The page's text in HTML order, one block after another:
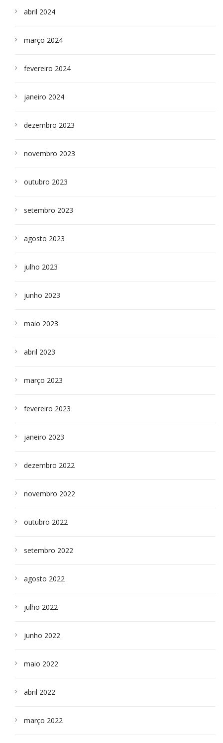
abril 2024
março 2024
fevereiro 2024
janeiro 2024
dezembro 2023
novembro 2023
outubro 2023
setembro 2023
agosto 2023
julho 2023
junho 2023
maio 2023
abril 2023
março 2023
fevereiro 2023
janeiro 2023
dezembro 2022
novembro 2022
outubro 2022
setembro 2022
agosto 2022
julho 2022
junho 2022
maio 2022
abril 2022
março 2022